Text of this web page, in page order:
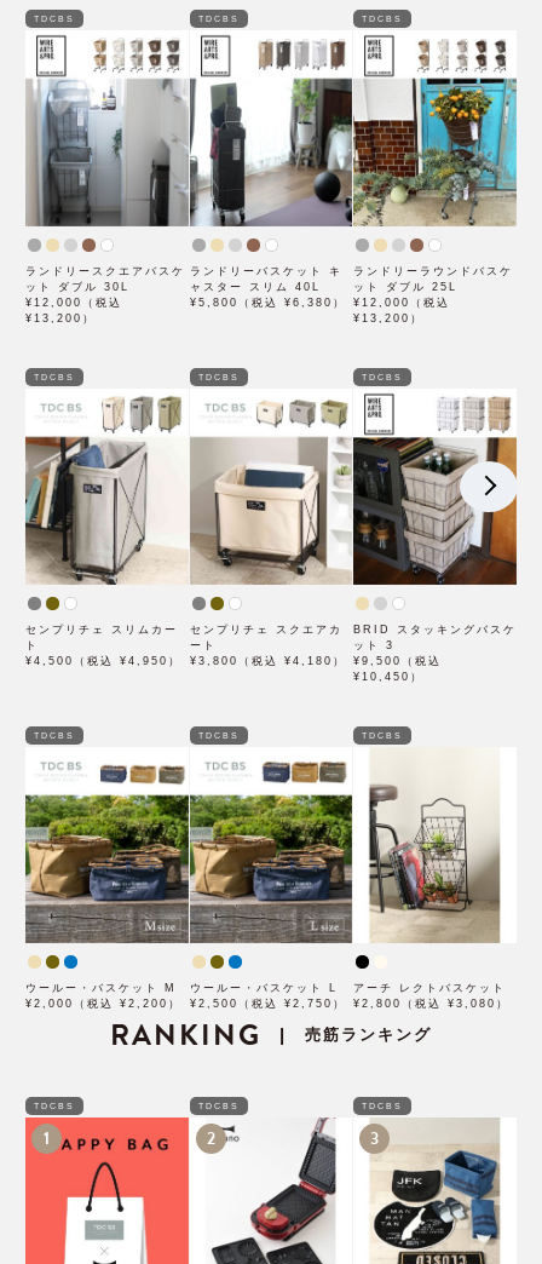
TDCBS
ランドリースクエアバスケ
ット ダブル 30L
¥12,000（税込
¥13,200）
TDCBS
ランドリーバスケット キ
ャスター スリム 40L
¥5,800（税込 ¥6,380）
TDCBS
ランドリーラウンドバスケ
ット ダブル 25L
¥12,000（税込
¥13,200）
TDCBS
センプリチェ スリムカー
ト
¥4,500（税込 ¥4,950）
TDCBS
センプリチェ スクエアカ
ート
¥3,800（税込 ¥4,180）
TDCBS
BRID スタッキングバスケ
ット 3
¥9,500（税込
¥10,450）
TDCBS
ウールー・バスケット M
¥2,000（税込 ¥2,200）
TDCBS
ウールー・バスケット L
¥2,500（税込 ¥2,750）
TDCBS
アーチ レクトバスケット
¥2,800（税込 ¥3,080）
RANKING | 売筋ランキング
TDCBS
1
TDCBS
2
TDCBS
3